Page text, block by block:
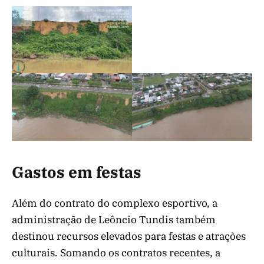
Gastos em festas
Além do contrato do complexo esportivo, a
administração de Leôncio Tundis também
destinou recursos elevados para festas e atrações
culturais. Somando os contratos recentes, a